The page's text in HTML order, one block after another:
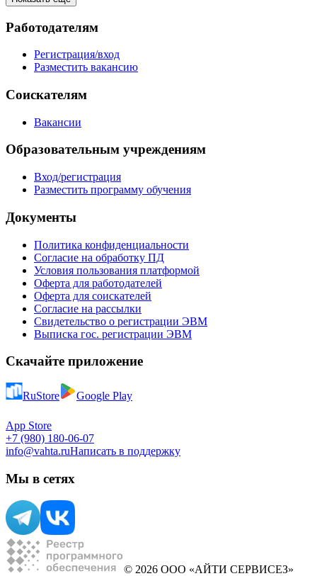
Работодателям
Регистрация/вход
Разместить вакансию
Соискателям
Вакансии
Образовательным учреждениям
Вход/регистрация
Разместить программу обучения
Документы
Политика конфиденциальности
Согласие на обработку ПД
Условия пользования платформой
Оферта для работодателей
Оферта для соискателей
Согласие на рассылки
Свидетельство о регистрации ЭВМ
Выписка гос. регистрации ЭВМ
Скачайте приложение
RuStore Google Play
App Store
+7 (980) 180-06-07
info@vahta.ruНаписать в поддержку
Мы в сетях
© 2026 ООО «АЙТИ СЕРВИСЕЗ»